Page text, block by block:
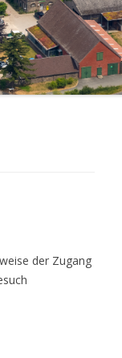
der Zugang